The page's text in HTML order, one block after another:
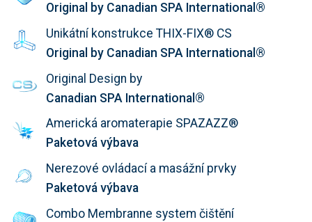
Original by Canadian SPA International®
Unikátní konstrukce THIX-FIX® CS
Original by Canadian SPA International®
Original Design by
Canadian SPA International®
Americká aromaterapie SPAZAZZ®
Paketová výbava
Nerezové ovládací a masážní prvky
Paketová výbava
Combo Membranne system čištění